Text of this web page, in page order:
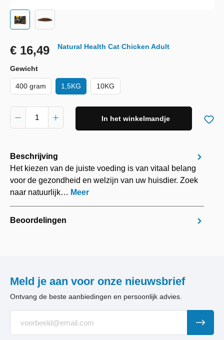
€ 16,49 Natural Health Cat Chicken Adult
Gewicht
400 gram 1,5KG 10KG
In het winkelmandje
Beschrijving
Het kiezen van de juiste voeding is van vitaal belang
voor de gezondheid en welzijn van uw huisdier. Zoek
naar natuurlijk… Meer
Beoordelingen
Meld je aan voor onze nieuwsbrief
Ontvang de beste aanbiedingen en persoonlijk advies.